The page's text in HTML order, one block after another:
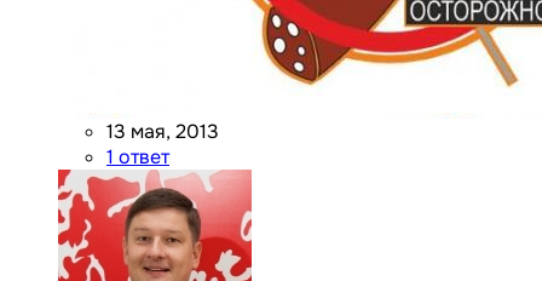
13 мая, 2013
1 ответ